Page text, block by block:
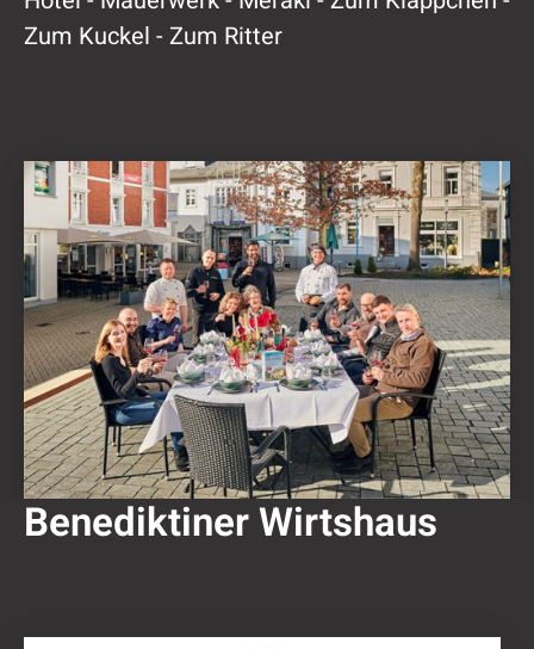
Zum Kuckel - Zum Ritter
Benediktiner Wirtshaus